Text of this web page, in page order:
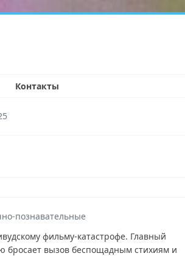
Контакты
познавательные
фильму-катастрофе. Главный
бросает вызов беспощадным стихиям и